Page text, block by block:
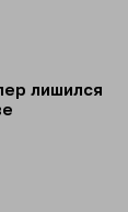
лишился